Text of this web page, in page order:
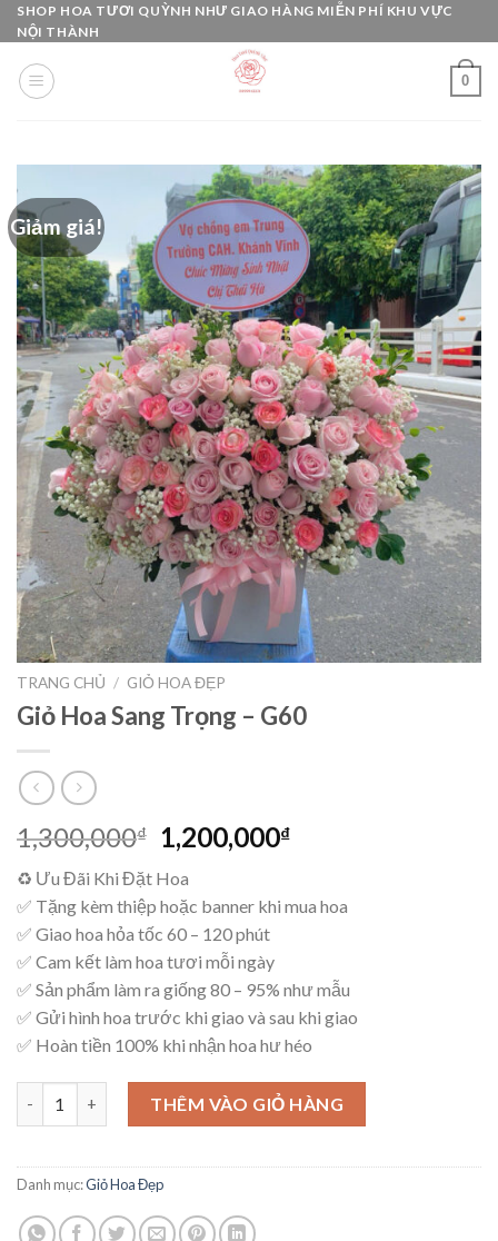
Skip
to
content
SHOP HOA TƯƠI QUỲNH NHƯ GIAO HÀNG MIỄN PHÍ KHU VỰC
NỘI THÀNH
0
Giảm giá!
TRANG CHỦ / GIỎ HOA ĐẸP
Giỏ Hoa Sang Trọng – G60
1,300,000₫
Giá
gốc
là:
1,300,000₫.
1,200,000₫Giá
là:
♻ Ưu Đãi Khi Đặt Hoa
✅ Tặng kèm thiệp hoặc banner khi mua hoa
✅ Giao hoa hỏa tốc 60 – 120 phút
✅ Cam kết làm hoa tươi mỗi ngày
✅ Sản phẩm làm ra giống 80 – 95% như mẫu
✅ Gửi hình hoa trước khi giao và sau khi giao
✅ Hoàn tiền 100% khi nhận hoa hư héo
Giỏ Hoa Sang Trọng – G60 số lượng
THÊM VÀO GIỎ HÀNG
Danh mục:Giỏ Hoa Đẹp